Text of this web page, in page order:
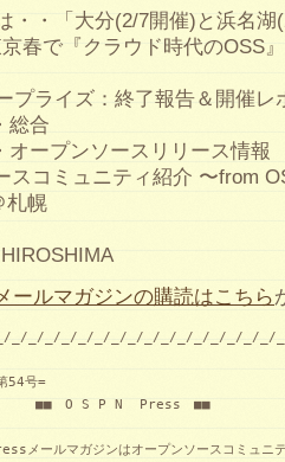
・・「大分(2/7開催)と浜名湖
春で『クラウド時代のOSS
プライズ：終了報告＆開催レ
総合
オープンソースリリース情報
スコミュニティ紹介 〜from
札幌
ールマガジンの購読はこちら
_/_/_/_/_/_/_/_/_/_/_/_/_/_/_/
号=
S P N  Press
ルマガジンはオープンソースコミュニテ